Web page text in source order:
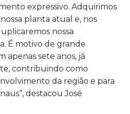
expressivo. Adquirimos
planta atual e, nos
nossa
É motivo de grande
apenas sete anos, já
contribuindo como
da região e para
destacou José